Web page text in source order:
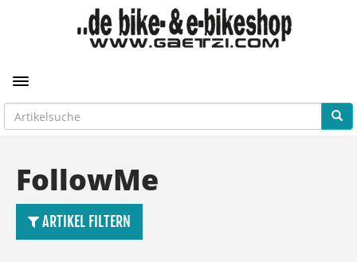
Toggle navigation
FollowMe
ARTIKEL FILTERN